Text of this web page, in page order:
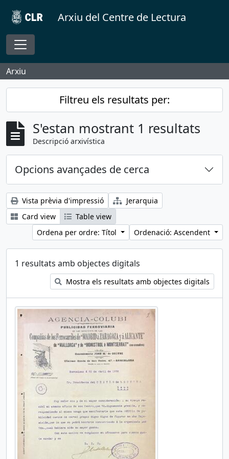
Skip to main content
Arxiu del Centre de Lectura
Toggle navigation
Arxiu
Filtreu els resultats per:
S'estan mostrant 1 resultats
Descripció arxivística
Opcions avançades de cerca
Vista prèvia d'impressió
Jerarquia
Card view
Table view
Ordena per ordre: Títol
Ordenació: Ascendent
1 resultats amb objectes digitals
Mostra els resultats amb objectes digitals